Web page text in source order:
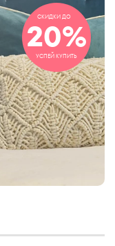
СКИДКИ ДО
20%
УСПЕЙ КУПИТЬ